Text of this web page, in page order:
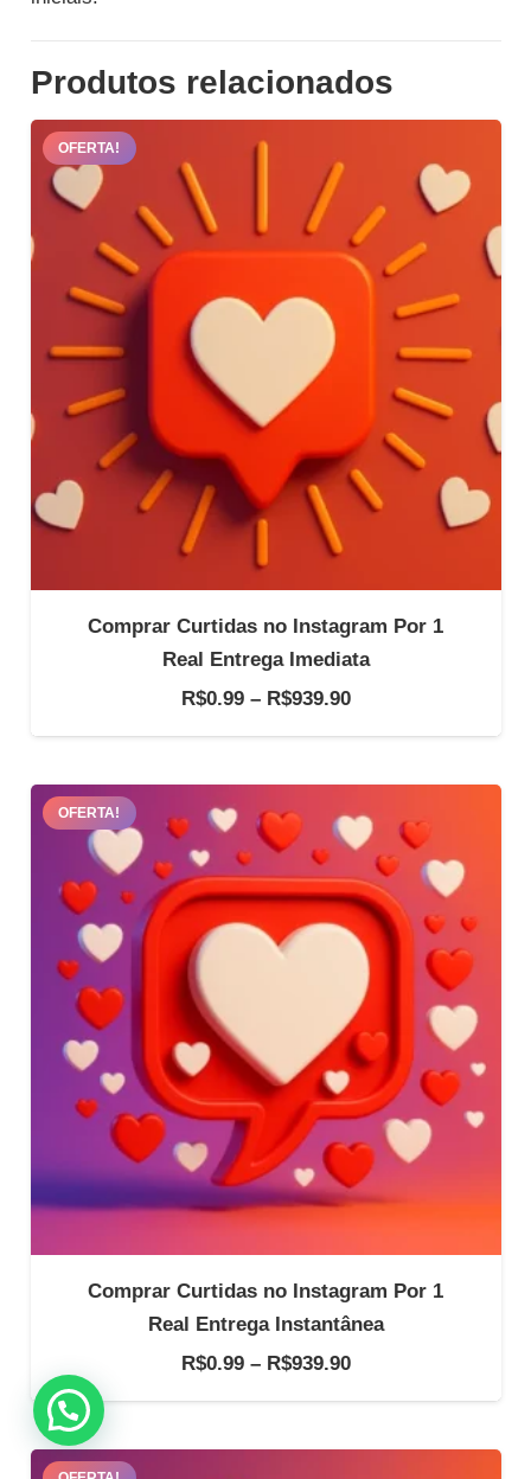
Produtos relacionados
OFERTA!
Comprar Curtidas no Instagram Por 1
Real Entrega Imediata
R$0.99 – R$939.90Faixa
de
através
R$939.90
OFERTA!
Comprar Curtidas no Instagram Por 1
Real Entrega Instantânea
R$0.99 – R$939.90Faixa